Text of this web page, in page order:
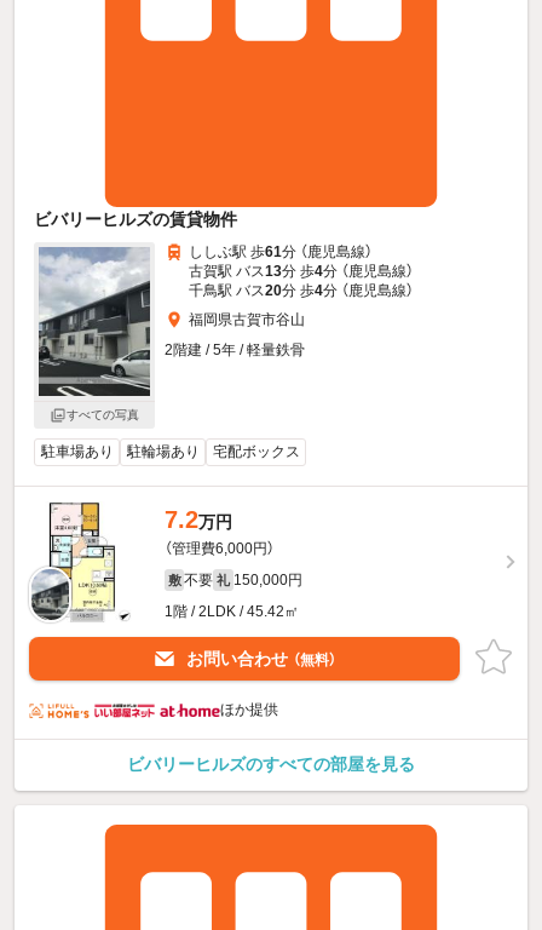
ビバリーヒルズの賃貸物件
すべての写真
ししぶ駅 歩61分 （鹿児島線）
古賀駅 バス13分 歩4分 （鹿児島線）
千鳥駅 バス20分 歩4分 （鹿児島線）
福岡県古賀市谷山
2階建 / 5年 / 軽量鉄骨
駐車場あり 駐輪場あり 宅配ボックス
7.2万円
（管理費6,000円）
敷 不要 礼 150,000円
1階 / 2LDK / 45.42㎡
お問い合わせ （無料）
ほか提供
ビバリーヒルズのすべての部屋を見る